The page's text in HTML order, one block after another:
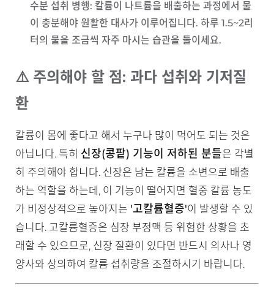
수분 섭취 병행: 칼륨이 나트륨을 배출하는 과정에서 물
이 충분해야 원활한 대사가 이루어집니다. 하루 1.5~2리
터의 물을 조금씩 자주 마시는 습관을 들이세요.
⚠️ 주의해야 할 점: 과다 섭취와 기저질
환
칼륨이 몸에 좋다고 해서 누구나 많이 먹어도 되는 것은
아닙니다. 특히 신장(콩팥) 기능이 저하된 분들은 각별
히 주의해야 합니다. 신장은 남는 칼륨을 소변으로 배출
하는 역할을 하는데, 이 기능이 떨어지면 혈중 칼륨 농도
가 비정상적으로 높아지는 '고칼륨혈증'이 발생할 수 있
습니다. 고칼륨혈증은 심장 부정맥 등 위험한 상황을 초
래할 수 있으므로, 신장 질환이 있다면 반드시 의사나 영
양사와 상의하여 칼륨 섭취량을 조절하시기 바랍니다.